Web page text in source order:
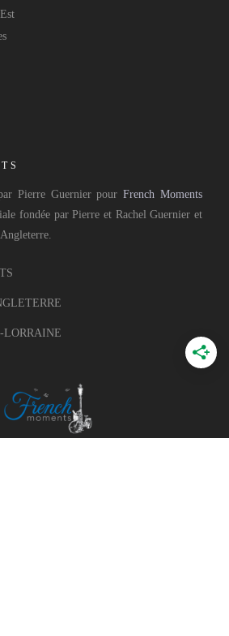
Pierre Guernier pourFrench Moments
fondée par Pierre et Rachel Guernier et
LORRAINE